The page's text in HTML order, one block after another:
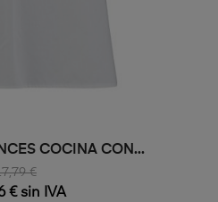
COCINA CON...
€
€ sin IVA